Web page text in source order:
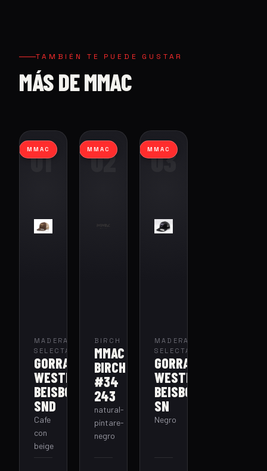
TAMBIÉN TE PUEDE GUSTAR
MÁS DE MMAC
01
MMAC
MADERA
SELECTA
GORRA
WESTERN
BEISBOL
SND
Cafe
con
beige
02
MMAC
BIRCH
MMAC
BIRCH
#34
243
natural-
pintare-
negro
03
MMAC
MADERA
SELECTA
GORRA
WESTERN
BEISBOL
SN
Negro